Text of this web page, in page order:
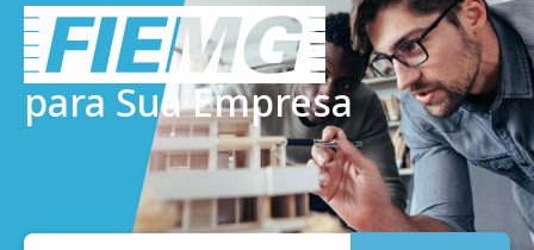
para Sua Empresa